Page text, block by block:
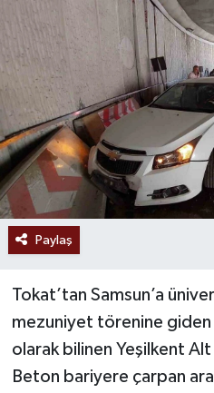
Paylaş
Tokat’tan Samsun’a
mezuniyet törenine
olarak bilinen Yeşilkent
Beton bariyere çarpan